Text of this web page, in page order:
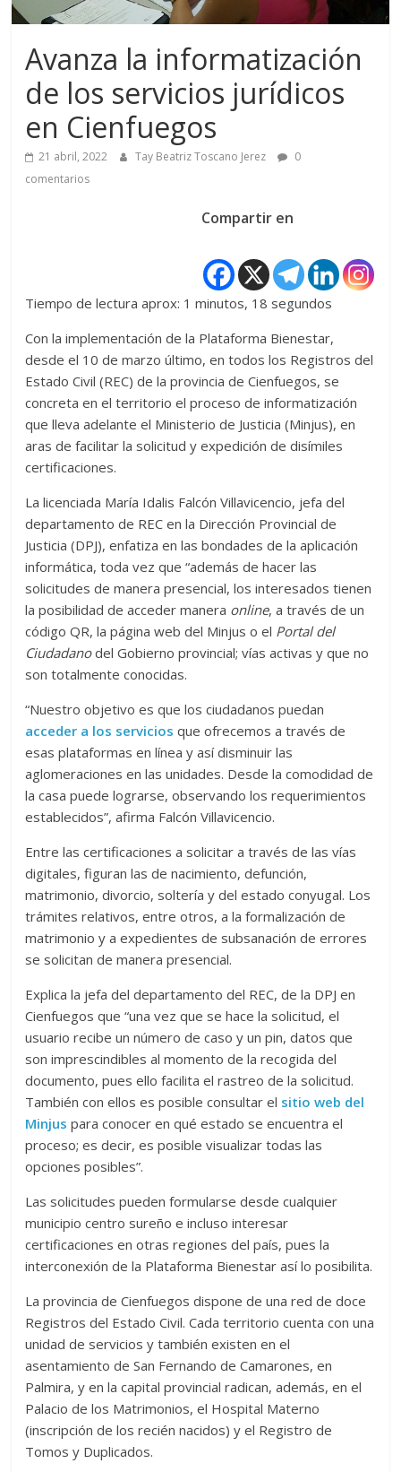
Avanza la informatización
de los servicios jurídicos
en Cienfuegos
21 abril, 2022 Tay Beatriz Toscano Jerez
0
comentarios
Compartir en
Tiempo de lectura aprox: 1 minutos, 18 segundos
Con la implementación de la Plataforma Bienestar,
desde el 10 de marzo último, en todos los Registros del
Estado Civil (REC) de la provincia de Cienfuegos, se
concreta en el territorio el proceso de informatización
que lleva adelante el Ministerio de Justicia (Minjus), en
aras de facilitar la solicitud y expedición de disímiles
certificaciones.
La licenciada María Idalis Falcón Villavicencio, jefa del
departamento de REC en la Dirección Provincial de
Justicia (DPJ), enfatiza en las bondades de la aplicación
informática, toda vez que “además de hacer las
solicitudes de manera presencial, los interesados tienen
la posibilidad de acceder manera online, a través de un
código QR, la página web del Minjus o el Portal del
Ciudadanodel Gobierno provincial; vías activas y que no
son totalmente conocidas.
“Nuestro objetivo es que los ciudadanos puedan
acceder a los servicios que ofrecemos a través de
esas plataformas en línea y así disminuir las
aglomeraciones en las unidades. Desde la comodidad de
la casa puede lograrse, observando los requerimientos
establecidos”, afirma Falcón Villavicencio.
Entre las certificaciones a solicitar a través de las vías
digitales, figuran las de nacimiento, defunción,
matrimonio, divorcio, soltería y del estado conyugal. Los
trámites relativos, entre otros, a la formalización de
matrimonio y a expedientes de subsanación de errores
se solicitan de manera presencial.
Explica la jefa del departamento del REC, de la DPJ en
Cienfuegos que “una vez que se hace la solicitud, el
usuario recibe un número de caso y un pin, datos que
son imprescindibles al momento de la recogida del
documento, pues ello facilita el rastreo de la solicitud.
También con ellos es posible consultar el sitio web del
Minjus para conocer en qué estado se encuentra el
proceso; es decir, es posible visualizar todas las
opciones posibles”.
Las solicitudes pueden formularse desde cualquier
municipio centro sureño e incluso interesar
certificaciones en otras regiones del país, pues la
interconexión de la Plataforma Bienestar así lo posibilita.
La provincia de Cienfuegos dispone de una red de doce
Registros del Estado Civil. Cada territorio cuenta con una
unidad de servicios y también existen en el
asentamiento de San Fernando de Camarones, en
Palmira, y en la capital provincial radican, además, en el
Palacio de los Matrimonios, el Hospital Materno
(inscripción de los recién nacidos) y el Registro de
Tomos y Duplicados.